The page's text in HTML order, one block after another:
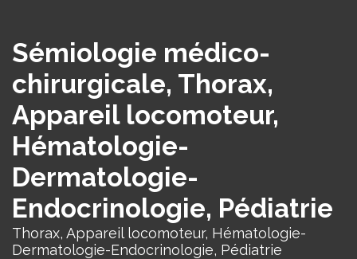
Sémiologie médico-
chirurgicale, Thorax,
Appareil locomoteur,
Hématologie-
Dermatologie-
Endocrinologie, Pédiatrie
Thorax, Appareil locomoteur, Hématologie-
Dermatologie-Endocrinologie, Pédiatrie